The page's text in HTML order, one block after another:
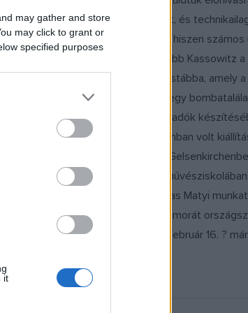
may gather and store
may click to grant or
specified purposes
it
de sok megbízásunk volt, és
ben visszatért a karikatúrához, hiszen számos
fogpasztareklám sikerét. Később Kassowitz
ambicionálta, és állt be abba a stábba, amely a
el is készült, de 1943-ban egy
Valker Istvánnak a Rajzos Híradók
1953-ban az Ernst Múzeumban volt
Karikatúra kiállításon, 1968-ban
nem tanult rajzolni semmiféle
A felszabadulás óta a Ludas Matyi
figuráit és mosolygó, bölcs humorát
A kiállítás megtekinthető: 2006. február 16. ?